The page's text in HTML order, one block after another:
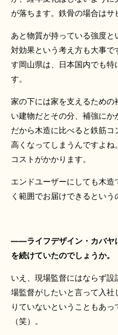
が落ちます。鉄骨の場合はサ
あと物質が持っている強度
対効果という考え方も大事で
す岡山県は、日本国内でも
す。
家の下には家を支えるため
い建物だとその分、補強にか
だから木造に比べると鉄筋
高くなってしまうんですよ
コストがかかります。
エンドユーザーにしても木
く範囲でお届けできるという
――ライフデザイン・カバヤ
を続けていたのでしょうか。
いえ、現場監督にはならず
場監督がしたいと言って入社
りていないということもあ
（笑）。